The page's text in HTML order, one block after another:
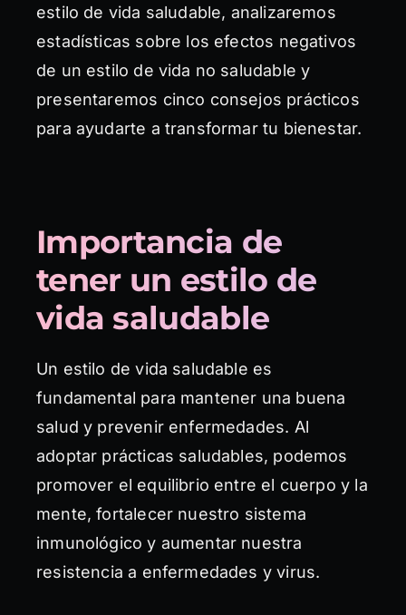
estilo de vida saludable, analizaremos
estadísticas sobre los efectos negativos
de un estilo de vida no saludable y
presentaremos cinco consejos prácticos
para ayudarte a transformar tu bienestar.
Importancia de
tener un estilo de
vida saludable
Un estilo de vida saludable es
fundamental para mantener una buena
salud y prevenir enfermedades. Al
adoptar prácticas saludables, podemos
promover el equilibrio entre el cuerpo y la
mente, fortalecer nuestro sistema
inmunológico y aumentar nuestra
resistencia a enfermedades y virus.